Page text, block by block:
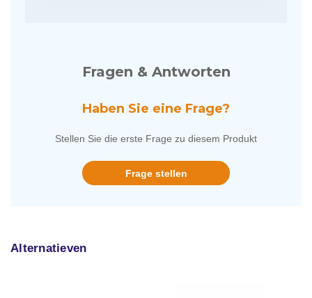
Fragen & Antworten
Haben Sie eine Frage?
Stellen Sie die erste Frage zu diesem Produkt
Frage stellen
Alternatieven